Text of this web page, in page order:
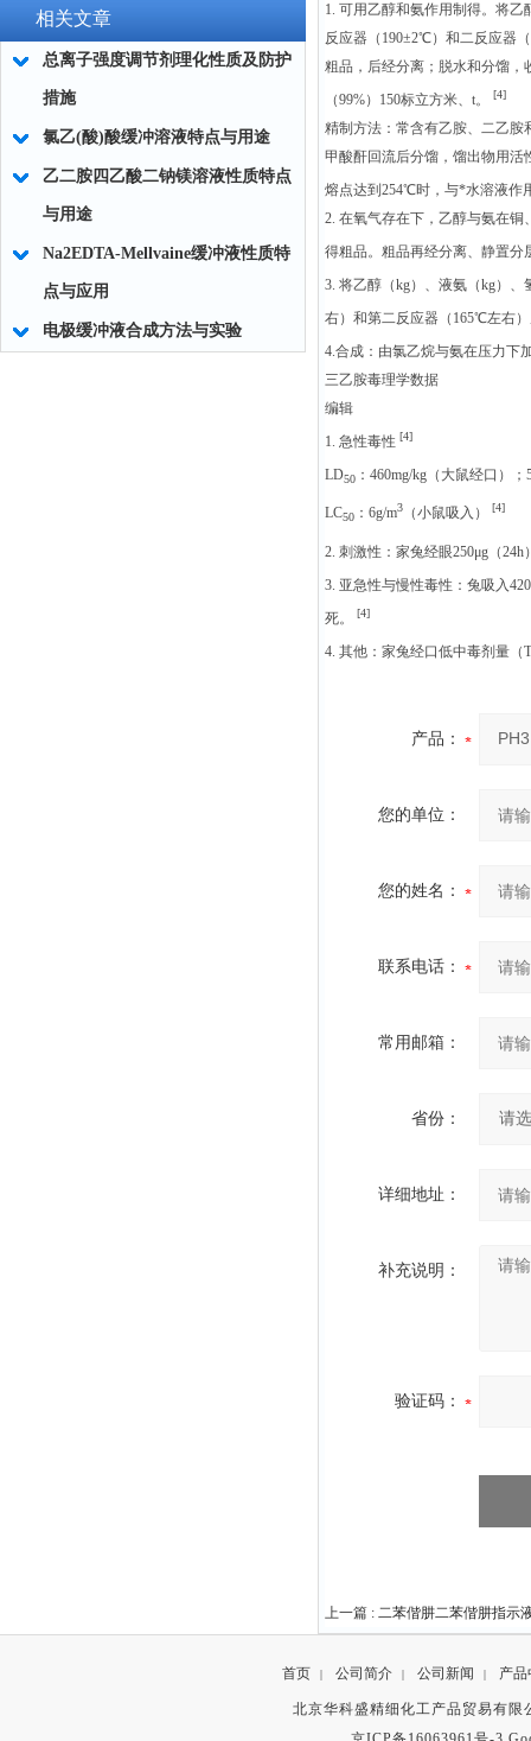
相关文章
总离子强度调节剂理化性质及防护
措施
氯乙(酸)酸缓冲溶液特点与用途
乙二胺四乙酸二钠镁溶液性质特点
与用途
Na2EDTA-Mellvaine缓冲液性质特
点与应用
电极缓冲液合成方法与实验
1. 可用乙醇和氨作用制得。将
反应器（190±2℃）和二反应器
粗品，后经分离；脱水和分馏，
（99%）150标立方米、t。
[4]
精制方法：常含有乙胺、二乙胺
甲酸酐回流后分馏，馏出物用活
熔点达到254℃时，与*水溶液作
2. 在氧气存在下，乙醇与氨在
得粗品。粗品再经分离、静置分
3. 将乙醇（kg）、液氨（kg）、
右）和第二反应器（165℃左右
4.合成：由氯乙烷与氨在压力下
三乙胺毒理学数据
编辑
1. 急性毒性 [4]
LD50 ：460mg/kg（大鼠经口）
LC50 ：6g/m3 （小鼠吸入） [4]
2. 刺激性：家兔经眼250μg（
3. 亚急性与慢性毒性：兔吸入
死。
[4]
4. 其他：家兔经口低中毒剂量（
产品：
您的单位：
您的姓名：
联系电话：
常用邮箱：
省份：
详细地址：
补充说明：
验证码：
上一篇 : 二苯偕肼二苯偕肼指示
首页 | 公司简介 | 公司新闻 | 产品
北京华科盛精细化工产品贸易有